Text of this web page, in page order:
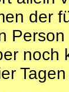
der
noch